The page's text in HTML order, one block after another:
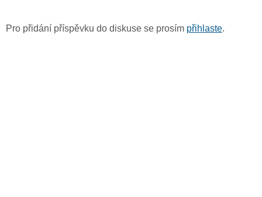
Pro přidání příspěvku do diskuse se prosím přihlaste.